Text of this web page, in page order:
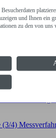
sein 75-
4)
und Ihnen ein
zu den von uns